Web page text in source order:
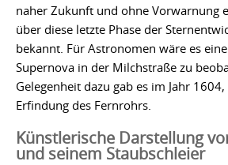
naher Zukunft und ohne Vorwarnung
über diese letzte Phase der
bekannt. Für Astronomen wäre es
Supernova in der Milchstraße zu
Gelegenheit dazu gab es im Jahr
Erfindung des Fernrohrs.
Künstlerische Darstellung
und seinem Staubschleier